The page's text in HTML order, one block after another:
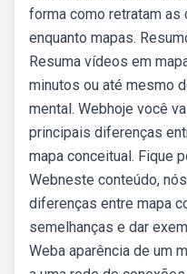
forma como retratam
enquanto mapas.
Resuma vídeos em
minutos ou até mesmo
mental. Webhoje você
principais diferenças
mapa conceitual. Fique
Webneste conteúdo,
diferenças entre mapa
semelhanças e dar
Weba aparência de um